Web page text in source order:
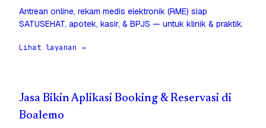
Antrean online, rekam medis elektronik (RME) siap
SATUSEHAT, apotek, kasir, & BPJS — untuk klinik & praktik.
Lihat layanan →
Jasa Bikin Aplikasi Booking & Reservasi di
Boalemo